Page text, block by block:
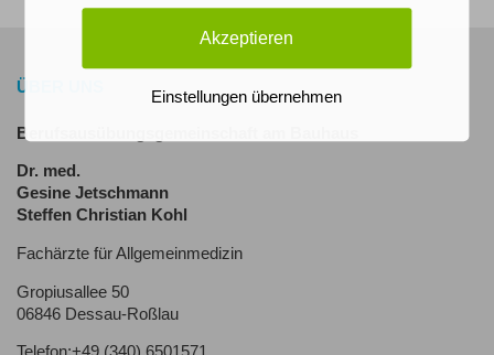
ÜBER UNS
Berufsausübungsgemeinschaft am Bauhaus
Dr. med.
Gesine Jetschmann
Steffen Christian Kohl
Fachärzte für Allgemeinmedizin
Gropiusallee 50
06846 Dessau-Roßlau
Akzeptieren
Einstellungen übernehmen